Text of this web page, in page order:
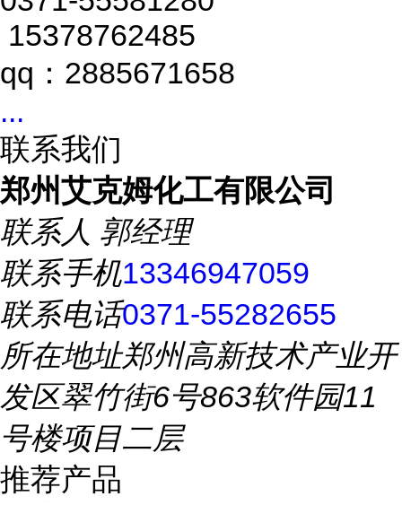
15378762485
qq：2885671658
...
联系我们
郑州艾克姆化工有限公司
联系人 郭经理
联系手机13346947059
联系电话0371-55282655
所在地址郑州高新技术产业开
发区翠竹街6号863软件园11
号楼项目二层
推荐产品